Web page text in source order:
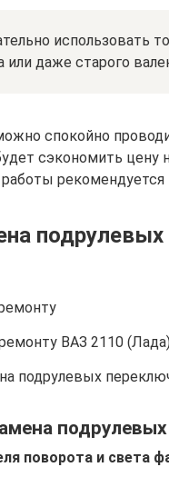
использовать
или даже старого
спокойно
сэкономить цену
ВАЗ 2110
подрулевых
поворота и света